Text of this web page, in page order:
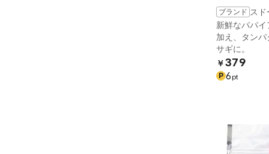
ブランド スド
新鮮なパパ
加え、タン
サギに。
￥379
P 6 pt